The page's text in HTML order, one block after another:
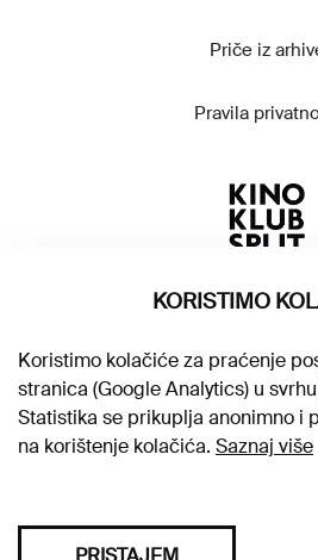
Priče iz
Pravila
KORISTIMO
Koristimo kolačiće za praćenje
stranica (Google Analytics) u
Statistika se prikuplja anonimno i
na korištenje kolačića. Saznaj više